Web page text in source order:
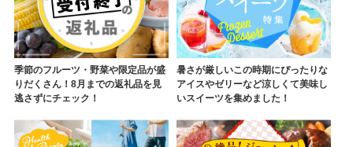
季節のフルーツ・野菜や限定品が盛
りだくさん！8月までの返礼品を見
逃さずにチェック！
暑さが厳しいこの時期にぴったりな
アイスやゼリーなど涼しくて美味し
いスイーツを集めました！